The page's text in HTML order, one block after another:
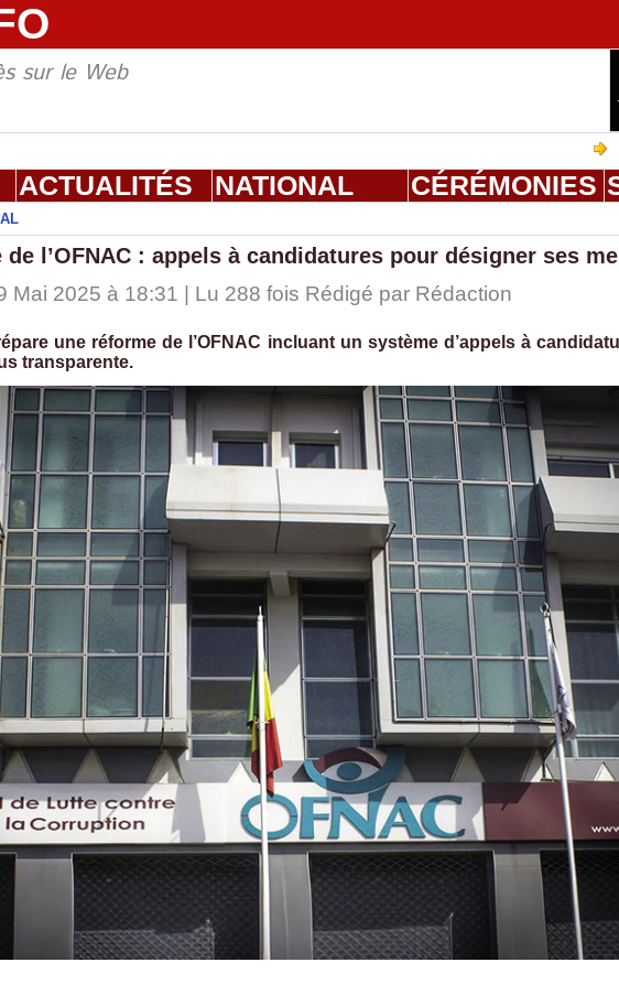
sur le Web
ACTUALITÉS NATIONAL CÉRÉMONIES
l’OFNAC : appels à candidatures pour désigner ses
Mai 2025 à 18:31 | Lu 288 fois Rédigé par Rédaction
une réforme de l’OFNAC incluant un système d’appels à
transparente.